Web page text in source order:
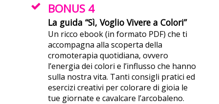
BONUS 4
La guida “Sì, Voglio Vivere a Colori”
Un ricco ebook (in formato PDF) che ti
accompagna alla scoperta della
cromoterapia quotidiana, ovvero
l’energia dei colori e l’influsso che hanno
sulla nostra vita. Tanti consigli pratici ed
esercizi creativi per colorare di gioia le
tue giornate e cavalcare l’arcobaleno.